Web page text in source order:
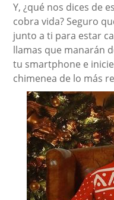
Y, ¿qué nos dices de
cobra vida? Seguro
junto a ti para estar
llamas que manarán
tu smartphone e
chimenea de lo más